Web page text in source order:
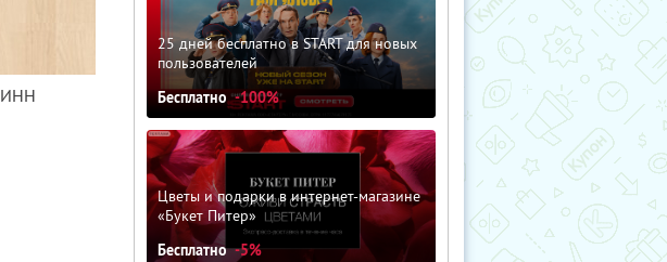
ИНН
25 дней бесплатно в START для новых
пользователей
Бесплатно -100%
Цветы и подарки в интернет-магазине
«Букет Питер»
Бесплатно -5%